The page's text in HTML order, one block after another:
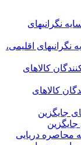
اقلیمی،
کالاهای
جایگزین